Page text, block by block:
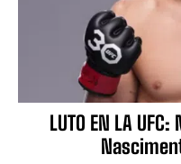
LUTO EN LA